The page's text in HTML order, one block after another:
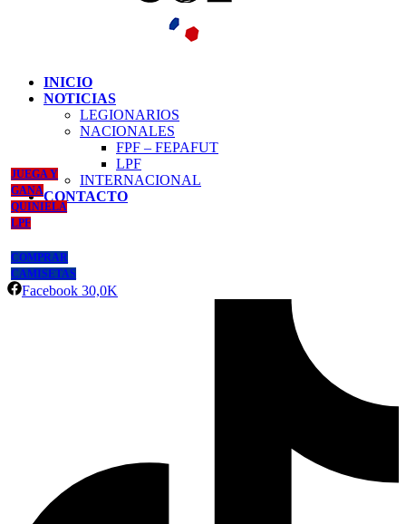
INICIO
NOTICIAS
LEGIONARIOS
NACIONALES
FPF – FEPAFUT
LPF
INTERNACIONAL
CONTACTO
JUEGA Y
GANA
QUINIELA
LPF
COMPRAR
CAMISETAS
Facebook 30,0K